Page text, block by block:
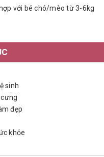
với bé chó/mèo từ 3-6kg
sinh
đẹp
khỏe